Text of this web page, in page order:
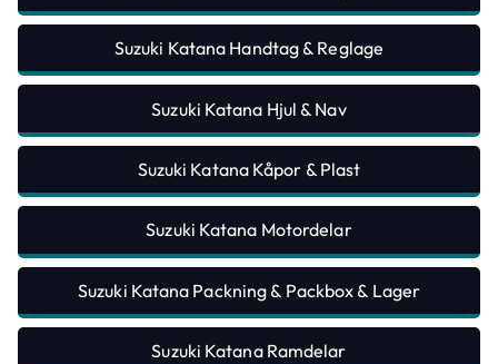
Suzuki Katana Handtag & Reglage
Suzuki Katana Hjul & Nav
Suzuki Katana Kåpor & Plast
Suzuki Katana Motordelar
Suzuki Katana Packning & Packbox & Lager
Suzuki Katana Ramdelar